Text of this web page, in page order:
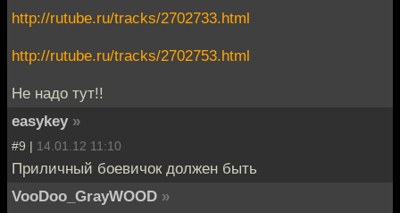
http://rutube.ru/tracks/2702733.html
http://rutube.ru/tracks/2702753.html
Не надо тут!!
easykey »
#9 | 14.01.12 11:10
Приличный боевичок должен быть
VooDoo_GrayWOOD »